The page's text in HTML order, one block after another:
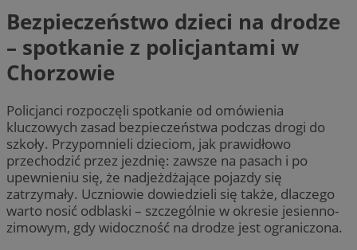
Bezpieczeństwo dzieci na drodze
– spotkanie z policjantami w
Chorzowie
Policjanci rozpoczęli spotkanie od omówienia
kluczowych zasad bezpieczeństwa podczas drogi do
szkoły. Przypomnieli dzieciom, jak prawidłowo
przechodzić przez jezdnię: zawsze na pasach i po
upewnieniu się, że nadjeżdżające pojazdy się
zatrzymały. Uczniowie dowiedzieli się także, dlaczego
warto nosić odblaski – szczególnie w okresie jesienno-
zimowym, gdy widoczność na drodze jest ograniczona.